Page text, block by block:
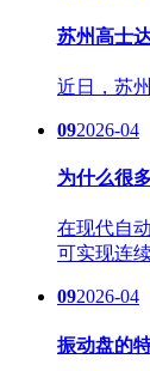
苏州高士
近日，苏
092026-04
为什么很
在现代自
可实现连
092026-04
振动盘的